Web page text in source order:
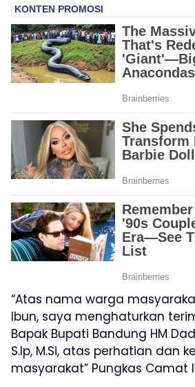
“Atas nama warga
Ibun, saya menghaturkan
Bapak Bupati Bandung HM
S.Ip, M.Si, atas perhatian dan
masyarakat” Pungkas Camat